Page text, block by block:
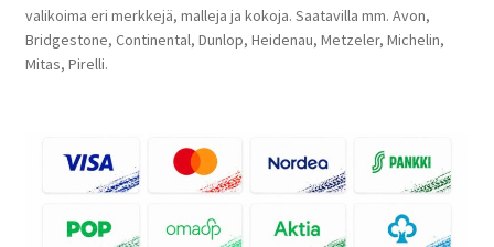
valikoima eri merkkejä, malleja ja kokoja. Saatavilla mm. Avon,
Bridgestone, Continental, Dunlop, Heidenau, Metzeler, Michelin,
Mitas, Pirelli.